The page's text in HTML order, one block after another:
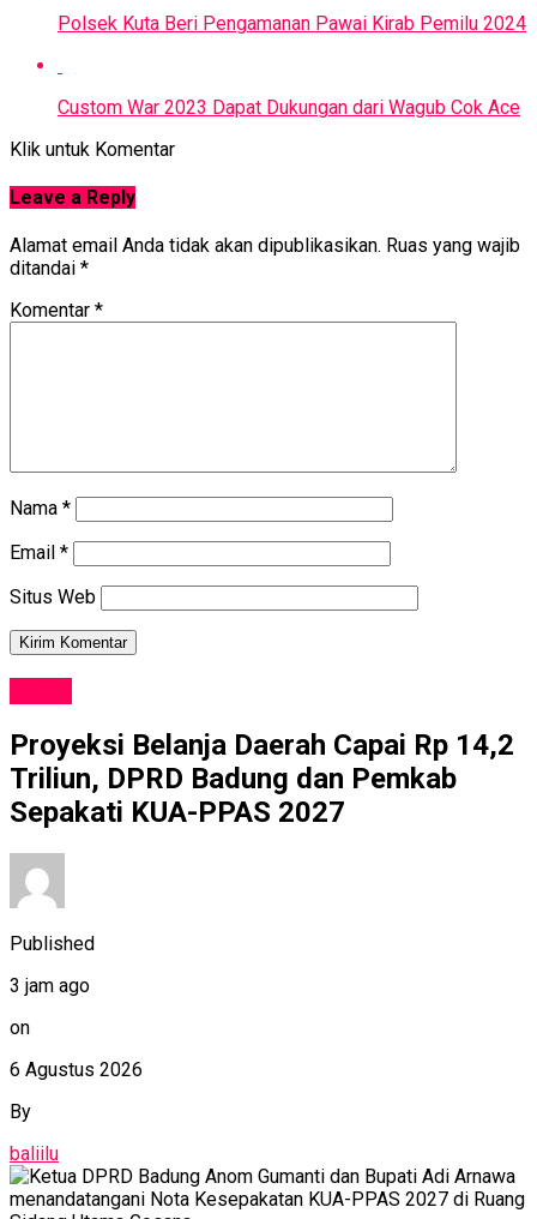
Polsek Kuta Beri Pengamanan Pawai Kirab Pemilu 2024
Custom War 2023 Dapat Dukungan dari Wagub Cok Ace
Klik untuk Komentar
Leave a Reply
Alamat email Anda tidak akan dipublikasikan. Ruas yang wajib
ditandai *
Komentar *
Nama *
Email *
Situs Web
Proyeksi Belanja Daerah Capai Rp 14,2
Triliun, DPRD Badung dan Pemkab
Sepakati KUA-PPAS 2027
Published
3 jam ago
on
6 Agustus 2026
By
baliilu